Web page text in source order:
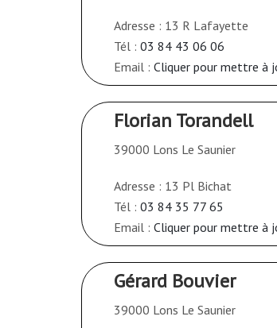
Adresse : 13 R Lafayette
Tél : 03 84 43 06 06
Email : Cliquer pour mettre à
Florian Torandell
39000 Lons Le Saunier
Adresse : 13 Pl Bichat
Tél : 03 84 35 77 65
Email : Cliquer pour mettre à
Gérard Bouvier
39000 Lons Le Saunier